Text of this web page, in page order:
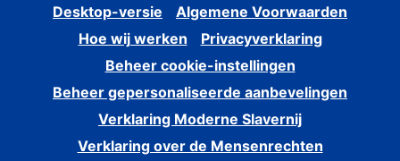
Desktop-versie
Algemene Voorwaarden
Hoe wij werken
Privacyverklaring
Beheer cookie-instellingen
Beheer gepersonaliseerde aanbevelingen
Verklaring Moderne Slavernij
Verklaring over de Mensenrechten